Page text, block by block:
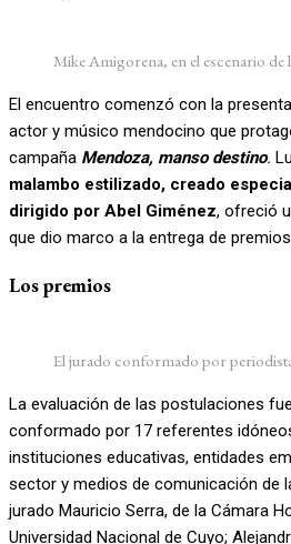
Mike Amigorena, en el escenario de
El encuentro comenzó con la
actor y músico mendocino que
campaña Mendoza, manso destino.
malambo estilizado, creado
dirigido por Abel Giménez, ofreció
que dio marco a la entrega de premios.
Los premios
El jurado conformado por
La evaluación de las postulaciones
conformado por 17 referentes
instituciones educativas, entidades
sector y medios de comunicación de
jurado Mauricio Serra, de la Cámara
Universidad Nacional de Cuyo;